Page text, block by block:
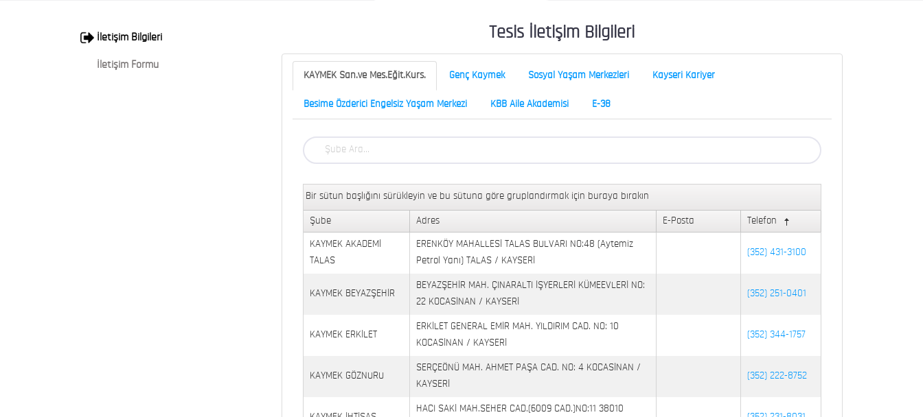
İletişim Bilgileri
İletişim Formu
Tesis İletişim Bilgileri
KAYMEK San.ve Mes.Eğit.Kurs. Genç Kaymek Sosyal Yaşam Merkezleri Kayseri Kariyer
Besime Özderici Engelsiz Yaşam Merkezi KBB Aile Akademisi E-38
Bir sütun başlığını sürükleyin ve bu sütuna göre gruplandırmak için buraya bırakın
Şube Adres E-Posta Telefon
KAYMEK AKADEMİ
TALAS
ERENKÖY MAHALLESİ TALAS BULVARI NO:48 (Aytemiz
Petrol Yanı) TALAS / KAYSERİ
(352) 431-3100
KAYMEK BEYAZŞEHİR
BEYAZŞEHİR MAH. ÇINARALTI İŞYERLERİ KÜMEEVLERİ NO:
22 KOCASİNAN / KAYSERİ
(352) 251-0401
KAYMEK ERKİLET
ERKİLET GENERAL EMİR MAH. YILDIRIM CAD. NO: 10
KOCASİNAN / KAYSERİ
(352) 344-1757
KAYMEK GÖZNURU
SERÇEÖNÜ MAH. AHMET PAŞA CAD. NO: 4 KOCASİNAN /
KAYSERİ
(352) 222-8752
HACI SAKİ MAH.SEHER CAD.(6009 CAD.)NO:11 38010